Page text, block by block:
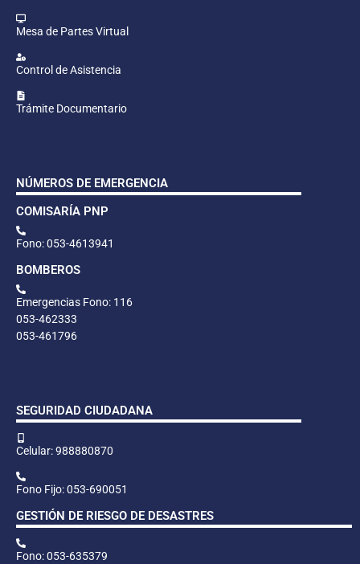
Mesa de Partes Virtual
Control de Asistencia
Trámite Documentario
NÚMEROS DE EMERGENCIA
COMISARÍA PNP
Fono: 053-4613941
BOMBEROS
Emergencias Fono: 116
053-462333
053-461796
SEGURIDAD CIUDADANA
Celular: 988880870
Fono Fijo: 053-690051
GESTIÓN DE RIESGO DE DESASTRES
Fono: 053-635379